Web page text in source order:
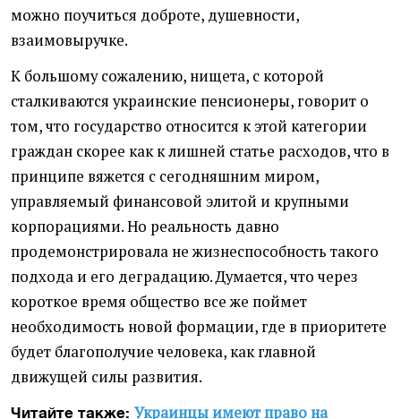
можно поучиться доброте, душевности,
взаимовыручке.
К большому сожалению, нищета, с которой
сталкиваются украинские пенсионеры, говорит о
том, что государство относится к этой категории
граждан скорее как к лишней статье расходов, что в
принципе вяжется с сегодняшним миром,
управляемый финансовой элитой и крупными
корпорациями. Но реальность давно
продемонстрировала не жизнеспособность такого
подхода и его деградацию. Думается, что через
короткое время общество все же поймет
необходимость новой формации, где в приоритете
будет благополучие человека, как главной
движущей силы развития.
Читайте также: Украинцы имеют право на